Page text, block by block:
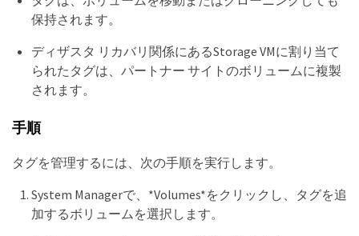
保持されます。
ディザスタ リカバリ関係にあるStorage VMに割り当て
られたタグは、パートナー サイトのボリュームに複製
されます。
手順
タグを管理するには、次の手順を実行します。
System Managerで、*Volumes*をクリックし、タグを追
加するボリュームを選択します。